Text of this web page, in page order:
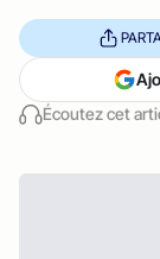
Écoutez cet